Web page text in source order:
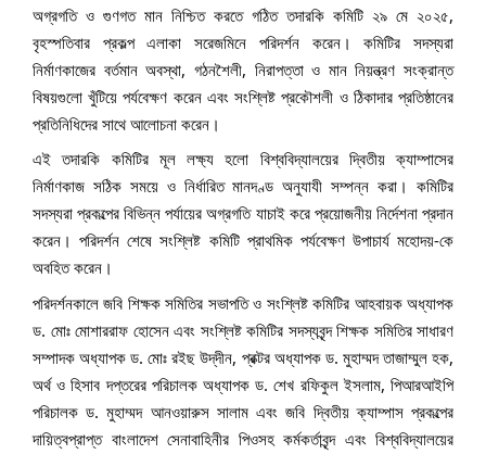
অগ্রগতি ও গুণগত মান নিশ্চিত করতে গঠিত তদারকি কমিটি ২৯ মে ২০২৫,
বৃহস্পতিবার প্রকল্প এলাকা সরেজমিনে পরিদর্শন করেন। কমিটির সদস্যরা
নির্মাণকাজের বর্তমান অবস্থা, গঠনশৈলী, নিরাপত্তা ও মান নিয়ন্ত্রণ সংক্রান্ত
বিষয়গুলো খুঁটিয়ে পর্যবেক্ষণ করেন এবং সংশ্লিষ্ট প্রকৌশলী ও ঠিকাদার প্রতিষ্ঠানের
প্রতিনিধিদের সাথে আলোচনা করেন।
এই তদারকি কমিটির মূল লক্ষ্য হলো বিশ্ববিদ্যালয়ের দ্বিতীয় ক্যাম্পাসের
নির্মাণকাজ সঠিক সময়ে ও নির্ধারিত মানদণ্ড অনুযাযী সম্পন্ন করা। কমিটির
সদস্যরা প্রকল্পের বিভিন্ন পর্যায়ের অগ্রগতি যাচাই করে প্রয়োজনীয় নির্দেশনা প্রদান
করেন। পরিদর্শন শেষে সংশ্লিষ্ট কমিটি প্রাথমিক পর্যবেক্ষণ উপাচার্য মহোদয়-কে
অবহিত করেন।
পরিদর্শনকালে জবি শিক্ষক সমিতির সভাপতি ও সংশ্লিষ্ট কমিটির আহবায়ক অধ্যাপক
ড. মোঃ মোশাররাফ হোসেন এবং সংশ্লিষ্ট কমিটির সদস্যবৃন্দ শিক্ষক সমিতির সাধারণ
সম্পাদক অধ্যাপক ড. মোঃ রইছ উদ্‌দীন, প্রক্টর অধ্যাপক ড. মুহাম্মদ তাজাম্মুল হক,
অর্থ ও হিসাব দপ্তরের পরিচালক অধ্যাপক ড. শেখ রফিকুল ইসলাম, পিআরআইপি
পরিচালক ড. মুহাম্মদ আনওয়ারুস সালাম এবং জবি দ্বিতীয় ক্যাম্পাস প্রকল্পের
দায়িত্বপ্রাপ্ত বাংলাদেশ সেনাবাহিনীর পিওসহ কর্মকর্তাবৃন্দ এবং বিশ্ববিদ্যালয়ের